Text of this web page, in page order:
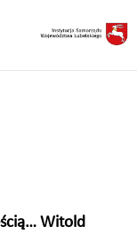
Witold